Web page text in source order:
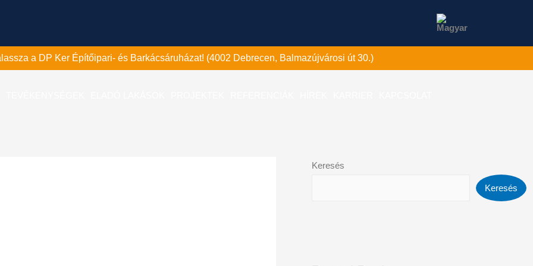
a DP Ker Építőipari- és Barkácsáruházat! (4002 Debrecen, Balmazújvárosi út 30.)
Keresés
Keresés